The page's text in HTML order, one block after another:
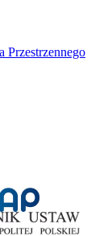
Przestrzennego